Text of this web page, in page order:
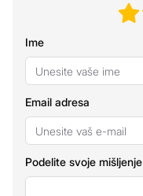
Ime
Email adresa
Podelite svoje mišljenje